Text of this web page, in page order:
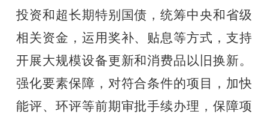
投资和超长期特别国债，统筹中央和省级
相关资金，运用奖补、贴息等方式，支持
开展大规模设备更新和消费品以旧换新。
强化要素保障 ， 对符合条件的项目，加快
能评、环评等前期审批手续办理，保障项